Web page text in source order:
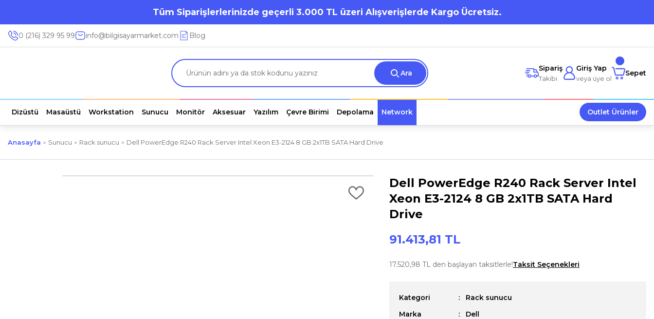
Tüm Siparişlerlerinizde geçerli 3.000 TL üzeri Alışverişlerde Kargo Ücretsiz.
0 (216) 329 95 99 info@bilgisayarmarket.com Blog
Ara
Sipariş
Takibi
Giriş Yap
veya üye ol
Sepet
Dizüstü Masaüstü Workstation Sunucu Monitör Aksesuar Yazılım Çevre Birimi Depolama Network Outlet Ürünler
Anasayfa Sunucu Rack sunucu Dell PowerEdge R240 Rack Server Intel Xeon E3-2124 8 GB 2x1TB SATA Hard Drive
Dell PowerEdge R240 Rack Server Intel
Xeon E3-2124 8 GB 2x1TB SATA Hard
Drive
91.413,81 TL
17.520,98 TL den başlayan taksitlerle!Taksit Seçenekleri
Kategori
Rack sunucu
Marka
Dell